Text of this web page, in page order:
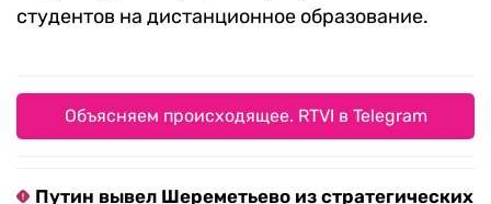
студентов на дистанционное образование.
Объясняем происходящее. RTVI в Telegram
Путин вывел Шереметьево из стратегических